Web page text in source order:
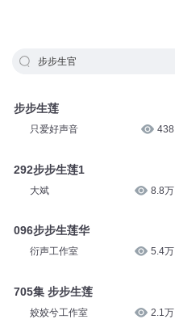
步步生官
步步生莲
只爱好声音 438
292步步生莲1
大斌 8.8万
096步步生莲华
衍声工作室 5.4万
705集 步步生莲
姣姣兮工作室 2.1万